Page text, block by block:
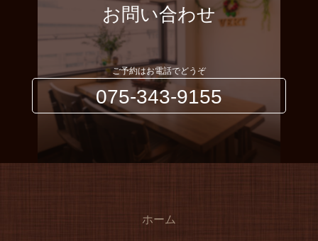
お問い合わせ
ご予約はお電話でどうぞ
075-343-9155
ホーム